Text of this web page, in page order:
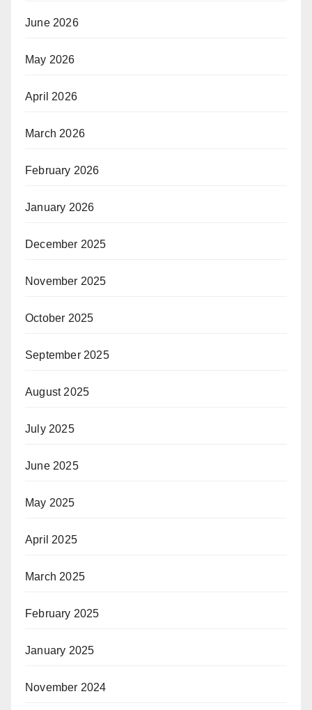
June 2026
May 2026
April 2026
March 2026
February 2026
January 2026
December 2025
November 2025
October 2025
September 2025
August 2025
July 2025
June 2025
May 2025
April 2025
March 2025
February 2025
January 2025
November 2024